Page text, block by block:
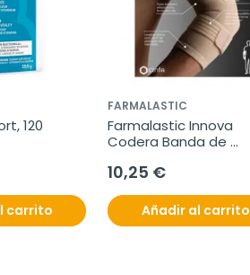
120
carrito
FARMALASTIC
Farmalastic Innova
Codera Banda de
10,25 €
Añadir al carrito